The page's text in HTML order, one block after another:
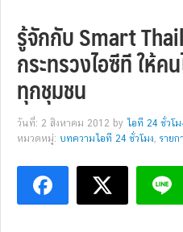
รู้จักกับ Smart
กระทรวงไอซีที ให้ค
ทุกชุมชน
วันที่: 2 สิงหาคม 2012 by ไอที 24 ชั่วโม
หมวดหมู่: บทความไอที 24 ชั่วโมง, รายก